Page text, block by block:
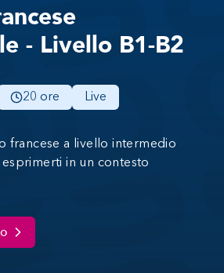
- Livello B1-B2
20 ore Live
francese a livello intermedio
esprimerti in un contesto